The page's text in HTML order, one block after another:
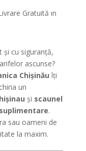
și cu siguranță,
ascunse?
Chișinău îți
un
și scaunel
.
sau oameni de
la maxim.